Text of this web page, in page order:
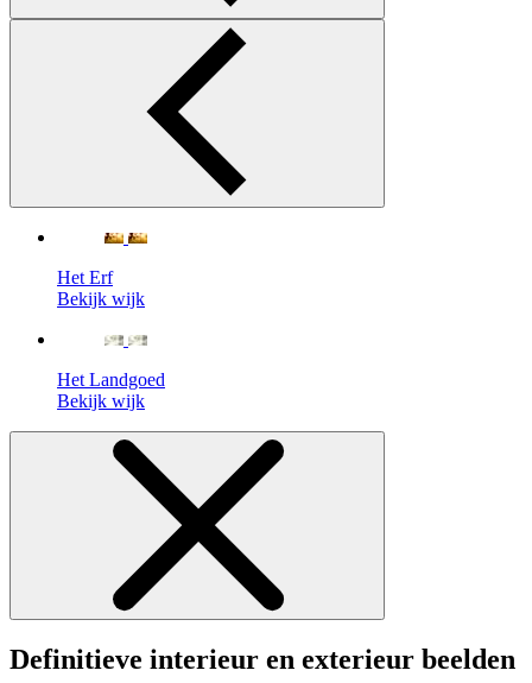
Het Erf
Bekijk wijk
Het Landgoed
Bekijk wijk
Definitieve interieur en exterieur beelden